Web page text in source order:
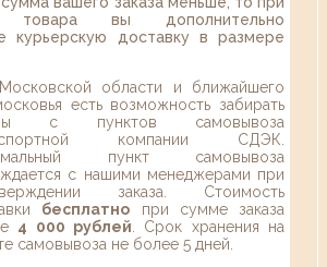
товара вы дополнительно
курьерскую доставку в размере
области и ближайшего
есть возможность забирать
с пунктов самовывоза
компании СДЭК.
пункт самовывоза
с нашими менеджерами при
заказа. Стоимость
бесплатно при сумме заказа
4 000 рублей . Срок хранения на
самовывоза не более 5 дней.